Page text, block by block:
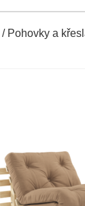
/ Pohovky a